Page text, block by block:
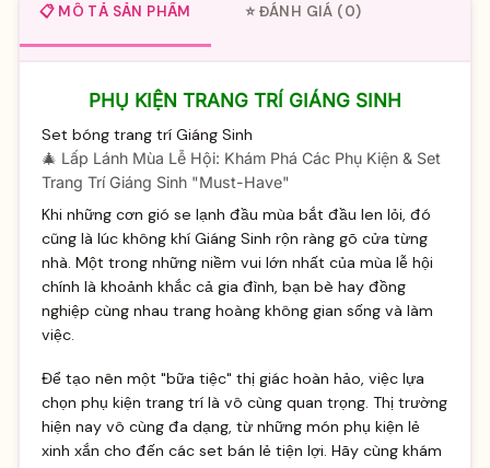
📋 MÔ TẢ SẢN PHẨM ⭐ ĐÁNH GIÁ (0)
PHỤ KIỆN TRANG TRÍ GIÁNG SINH
Set bóng trang trí Giáng Sinh
🎄 Lấp Lánh Mùa Lễ Hội: Khám Phá Các Phụ Kiện & Set
Trang Trí Giáng Sinh "Must-Have"
Khi những cơn gió se lạnh đầu mùa bắt đầu len lỏi, đó
cũng là lúc không khí Giáng Sinh rộn ràng gõ cửa từng
nhà. Một trong những niềm vui lớn nhất của mùa lễ hội
chính là khoảnh khắc cả gia đình, bạn bè hay đồng
nghiệp cùng nhau trang hoàng không gian sống và làm
việc.
Để tạo nên một "bữa tiệc" thị giác hoàn hảo, việc lựa
chọn phụ kiện trang trí là vô cùng quan trọng. Thị trường
hiện nay vô cùng đa dạng, từ những món phụ kiện lẻ
xinh xắn cho đến các set bán lẻ tiện lợi. Hãy cùng khám